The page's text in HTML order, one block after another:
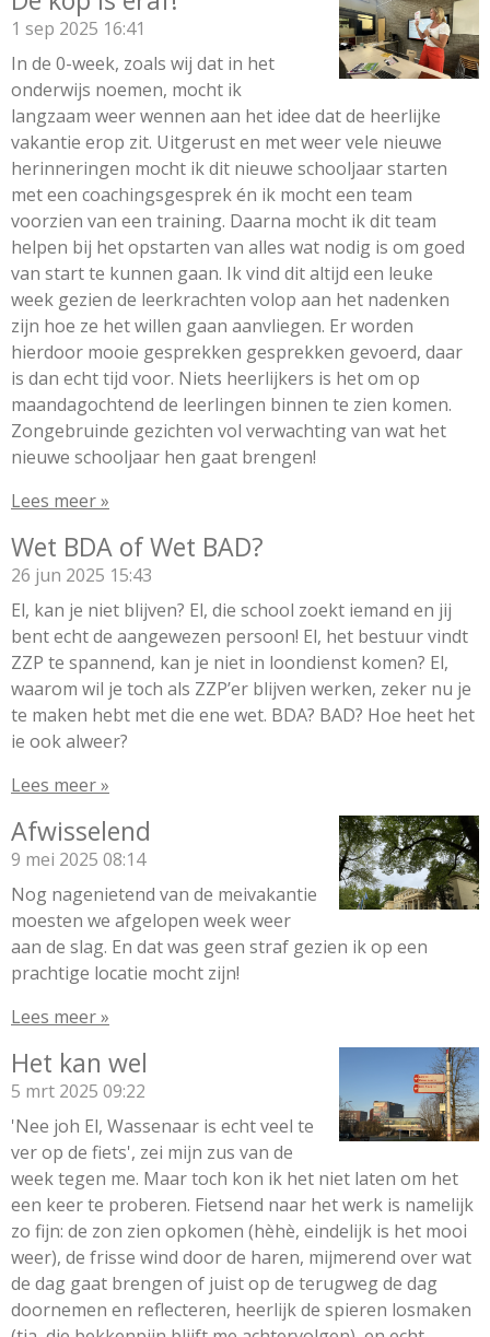
1 sep 2025 16:41
In de 0-week, zoals wij dat in het
onderwijs noemen, mocht ik
langzaam weer wennen aan het idee dat de heerlijke
vakantie erop zit. Uitgerust en met weer vele nieuwe
herinneringen mocht ik dit nieuwe schooljaar starten
met een coachingsgesprek én ik mocht een team
voorzien van een training. Daarna mocht ik dit team
helpen bij het opstarten van alles wat nodig is om goed
van start te kunnen gaan. Ik vind dit altijd een leuke
week gezien de leerkrachten volop aan het nadenken
zijn hoe ze het willen gaan aanvliegen. Er worden
hierdoor mooie gesprekken gesprekken gevoerd, daar
is dan echt tijd voor. Niets heerlijkers is het om op
maandagochtend de leerlingen binnen te zien komen.
Zongebruinde gezichten vol verwachting van wat het
nieuwe schooljaar hen gaat brengen!
Lees meer »
Wet BDA of Wet BAD?
26 jun 2025 15:43
El, kan je niet blijven? El, die school zoekt iemand en jij
bent echt de aangewezen persoon! El, het bestuur vindt
ZZP te spannend, kan je niet in loondienst komen? El,
waarom wil je toch als ZZP’er blijven werken, zeker nu je
te maken hebt met die ene wet. BDA? BAD? Hoe heet het
ie ook alweer?
Lees meer »
Afwisselend
9 mei 2025 08:14
Nog nagenietend van de meivakantie
moesten we afgelopen week weer
aan de slag. En dat was geen straf gezien ik op een
prachtige locatie mocht zijn!
Lees meer »
Het kan wel
5 mrt 2025 09:22
'Nee joh El, Wassenaar is echt veel te
ver op de fiets', zei mijn zus van de
week tegen me. Maar toch kon ik het niet laten om het
een keer te proberen. Fietsend naar het werk is namelijk
zo fijn: de zon zien opkomen (hèhè, eindelijk is het mooi
weer), de frisse wind door de haren, mijmerend over wat
de dag gaat brengen of juist op de terugweg de dag
doornemen en reflecteren, heerlijk de spieren losmaken